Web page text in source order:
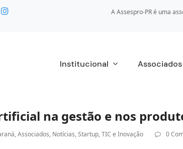
A Assespro-PR é uma
Institucional Associados
na gestão e nos
,Associados, Notícias,Startup,TIC e Inovação 0